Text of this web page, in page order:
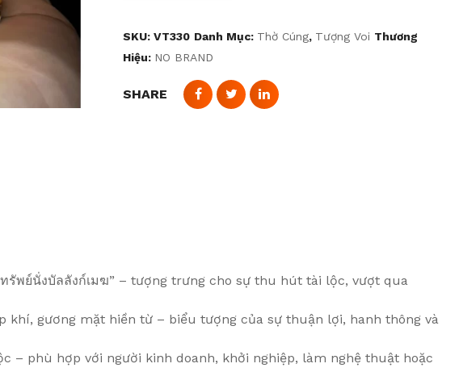
SKU:VT330 Danh Mục: Thờ Cúng, Tượng Voi Thương
Hiệu: NO BRAND
SHARE
รัพย์นั่งบัลลังก์เมฆ” – tượng trưng cho sự thu hút tài lộc, vượt qua
khí, gương mặt hiền từ – biểu tượng của sự thuận lợi, hanh thông và
– phù hợp với người kinh doanh, khởi nghiệp, làm nghệ thuật hoặc